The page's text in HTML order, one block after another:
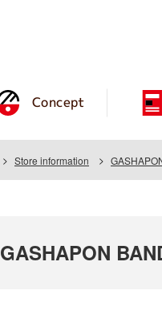
Concept
Store information
GASHAPON